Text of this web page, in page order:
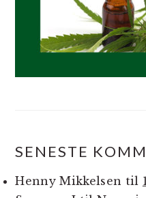
SENESTE
Henny Mikkelsen til